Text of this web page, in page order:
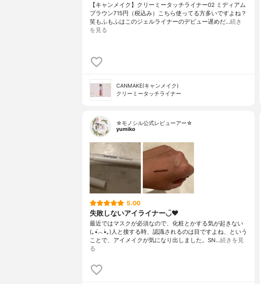
【キャンメイク】クリーミータッチライナー02 ミディアム
ブラウン715円（税込み）こちら使ってる方多いですよね？
笑もふもふはこのジェルライナーのデビュー遅めだ…続き
を見る
CANMAKE(キャンメイク)
クリーミータッチライナー
☆モノシル公式レビューアー☆
yumiko
5.00
失敗しないアイライナー◡̈♥︎
最近ではマスクが必須なので、化粧とかする気が起きない
(｡•́︿•̀｡)人と接する時、認識されるのは目ですよね、という
ことで、アイメイクが気になり出しました。SN…続きを見
る